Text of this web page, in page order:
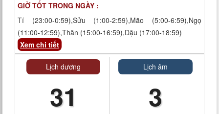
GIỜ TỐT TRONG NGÀY :
Tí (23:00-0:59),Sửu (1:00-2:59),Mão (5:00-6:59),Ngọ
(11:00-12:59),Thân (15:00-16:59),Dậu (17:00-18:59)
Xem chi tiết
Lịch dương
31
Lịch âm
3